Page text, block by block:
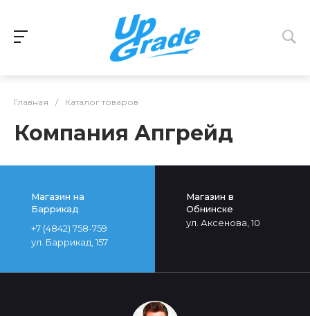
Главная / Каталог товаров
Компания Апгрейд
Магазин на
Баррикад
+7 (4842) 758-759
ул. Баррикад, 157
Магазин в
Обнинске
ул. Аксенова, 10